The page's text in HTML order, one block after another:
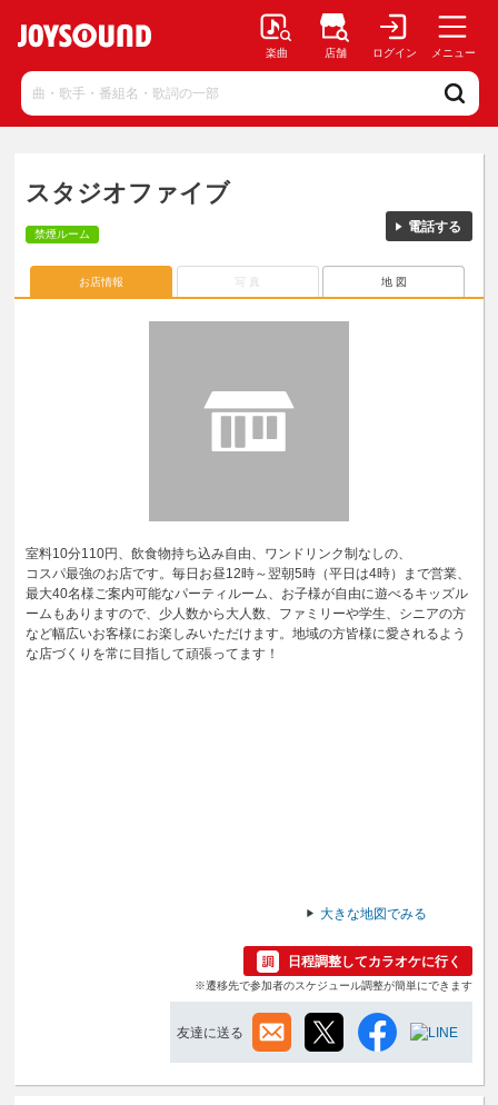
楽曲 店舗 ログイン メニュー
スタジオファイブ
禁煙ルーム 電話する
お店情報 地 図
室料10分110円、飲食物持ち込み自由、ワンドリンク制なしの、
コスパ最強のお店です。毎日お昼12時～翌朝5時（平日は4時）まで営業、
最大40名様ご案内可能なパーティルーム、お子様が自由に遊べるキッズル
ームもありますので、少人数から大人数、ファミリーや学生、シニアの方
など幅広いお客様にお楽しみいただけます。地域の方皆様に愛されるよう
な店づくりを常に目指して頑張ってます！
大きな地図でみる
日程調整してカラオケに行く
※遷移先で参加者のスケジュール調整が簡単にできます
友達に送る